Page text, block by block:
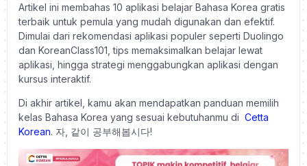
Artikel ini membahas 10 aplikasi belajar Bahasa Korea gratis
terbaik untuk pemula yang mudah digunakan dan efektif.
Dimulai dari rekomendasi aplikasi populer seperti Duolingo
dan KoreanClass101, tips memaksimalkan belajar lewat
aplikasi, hingga strategi menggabungkan aplikasi dengan
kursus interaktif.
Di akhir artikel, kamu akan mendapatkan panduan memilih
kelas Bahasa Korea yang sesuai kebutuhanmu di Cetta
Korean. 자, 같이 공부해봅시다!